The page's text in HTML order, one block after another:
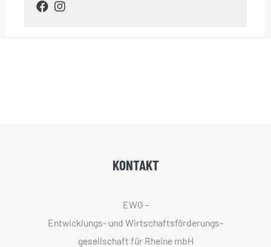
KONTAKT
EWG -
Entwicklungs- und Wirtschaftsförderungs­
gesellschaft für Rheine mbH